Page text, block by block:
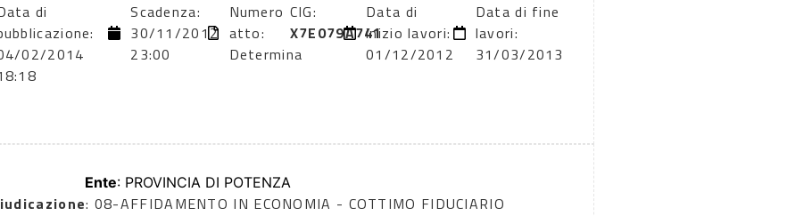
di
02/2014
Scadenza:
30/11/2012
23:00
Numero
atto:
Determina
CIG:
X7E079A741
Data di
inizio lavori:
01/12/2012
Data di fine
lavori:
31/03/2013
Ente: PROVINCIA DI POTENZA
: 08-AFFIDAMENTO IN ECONOMIA - COTTIMO FIDUCIARIO